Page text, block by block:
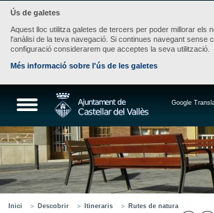
Ús de galetes
Aquest lloc utilitza galetes de tercers per poder millorar els
l'anàlisi de la teva navegació. Si continues navegant sense
configuració considerarem que acceptes la seva utilització.
Més informació sobre l'ús de les galetes
Google
Inici Descobrir Itineraris Rutes de natura